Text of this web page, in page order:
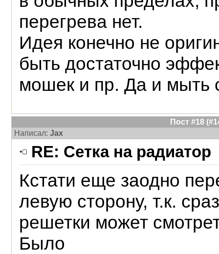
перегрева нет.
Идея конечно не
быть достаточно
мошек и пр. Да и мыть
Пост #18
Написал: Jax
RE: Сетка на радиатор
Кстати еще заодно
левую сторону, т.к.
решетки может
Было